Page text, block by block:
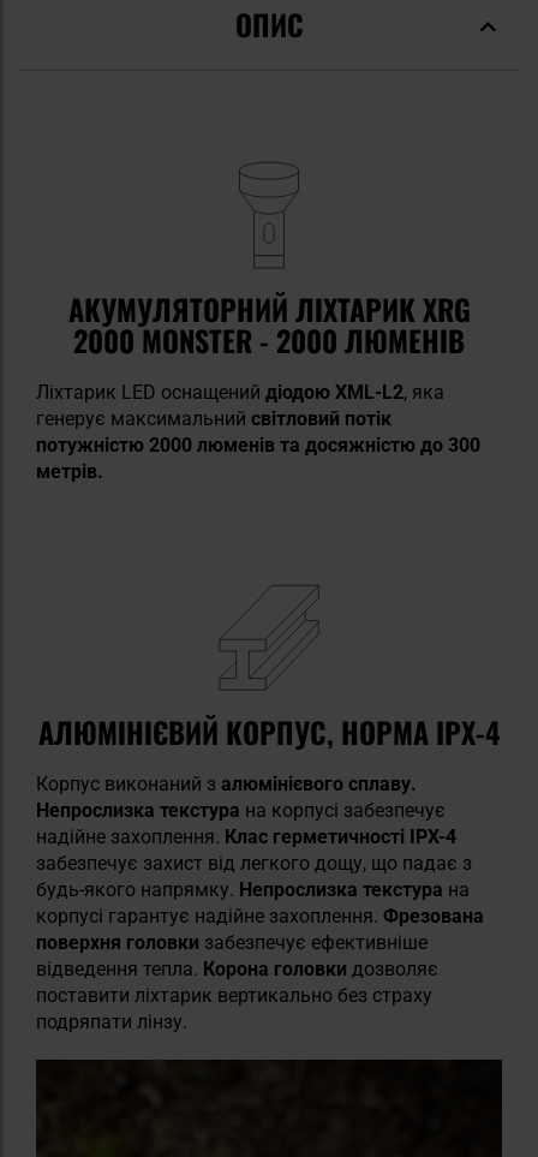
ОПИС
АКУМУЛЯТОРНИЙ ЛІХТАРИК XRG
2000 MONSTER - 2000 ЛЮМЕНІВ
Ліхтарик LED оснащений діодою XML-L2, яка
генерує максимальний світловий потік
потужністю 2000 люменів та досяжністю до 300
метрів.
АЛЮМІНІЄВИЙ КОРПУС, НОРМА IPX-4
Корпус виконаний з алюмінієвого сплаву.
Непрослизка текстура на корпусі забезпечує
надійне захоплення. Клас герметичності IPX-4
забезпечує захист від легкого дощу, що падає з
будь-якого напрямку. Непрослизка текстура на
корпусі гарантує надійне захоплення. Фрезована
поверхня головки забезпечує ефективніше
відведення тепла. Корона головки дозволяє
поставити ліхтарик вертикально без страху
подряпати лінзу.